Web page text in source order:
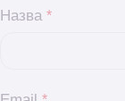
Назва *